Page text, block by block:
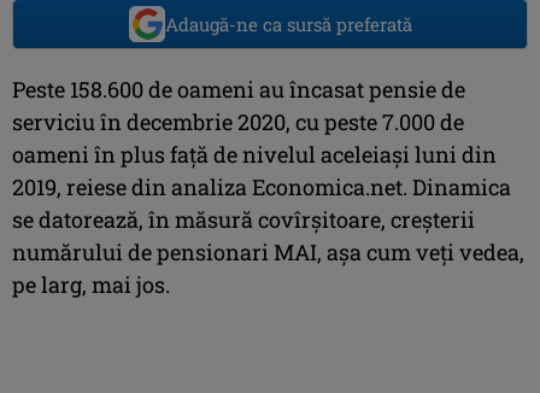
Adaugă-ne ca sursă preferată
Peste 158.600 de oameni au încasat pensie de
serviciu în decembrie 2020, cu peste 7.000 de
oameni în plus faţă de nivelul aceleiaşi luni din
2019, reiese din analiza Economica.net. Dinamica
se datorează, în măsură covîrşitoare, creşterii
numărului de pensionari MAI, aşa cum veţi vedea,
pe larg, mai jos.